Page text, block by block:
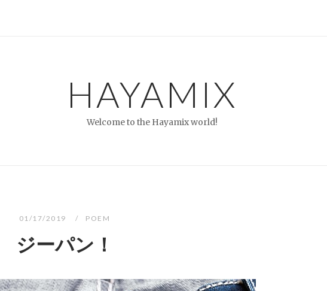
HAYAMIX
Welcome to the Hayamix world!
01/17/2019 POEM
ジーパン！